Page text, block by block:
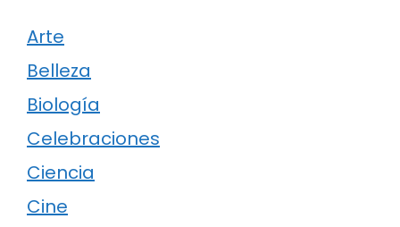
Arte
Belleza
Biología
Celebraciones
Ciencia
Cine